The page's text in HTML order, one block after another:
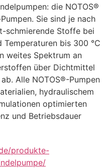
die NOTOS®
Sie sind je nach
schmierende Stoffe bei
bis 300 °C
weites Spektrum an
über Dichtmittel
Alle NOTOS®-Pumpen
hydraulischem
optimierten
und Betriebsdauer
produkte-